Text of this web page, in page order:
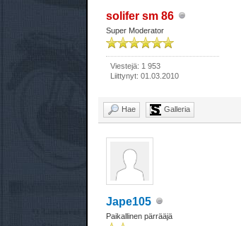
solifer sm 86
Super Moderator
Viestejä: 1 953
Liittynyt: 01.03.2010
Hae Galleria
Jape105
Paikallinen pärrääjä